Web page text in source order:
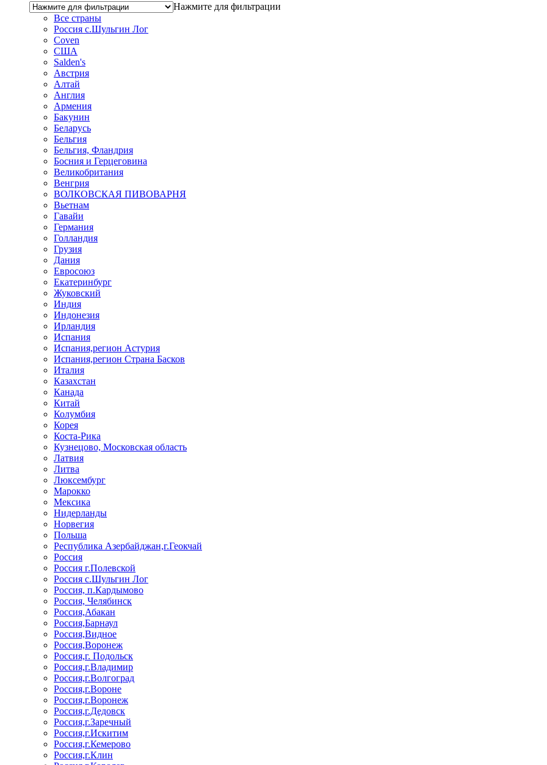
Нажмите для фильтрации
Все страны
Россия с.Шульгин Лог
Coven
CША
Salden's
Австрия
Алтай
Англия
Армения
Бакунин
Беларусь
Бельгия
Бельгия, Фландрия
Босния и Герцеговина
Великобритания
Венгрия
ВОЛКОВСКАЯ ПИВОВАРНЯ
Вьетнам
Гавайи
Германия
Голландия
Грузия
Дания
Евросоюз
Екатеринбург
Жуковский
Индия
Индонезия
Ирландия
Испания
Испания,регион Астурия
Испания,регион Страна Басков
Италия
Казахстан
Канада
Китай
Колумбия
Корея
Коста-Рика
Кузнецово, Московская область
Латвия
Литва
Люксембург
Марокко
Мексика
Нидерланды
Норвегия
Польша
Республика Азербайджан,г.Геокчай
Россия
Россия г.Полевской
Россия с.Шульгин Лог
Россия, п.Кардымово
Россия, Челябинск
Россия,Абакан
Россия,Барнаул
Россия,Видное
Россия,Воронеж
Россия,г. Подольск
Россия,г.Владимир
Россия,г.Волгоград
Россия,г.Вороне
Россия,г.Воронеж
Россия,г.Дедовск
Россия,г.Заречный
Россия,г.Искитим
Россия,г.Кемерово
Россия,г.Клин